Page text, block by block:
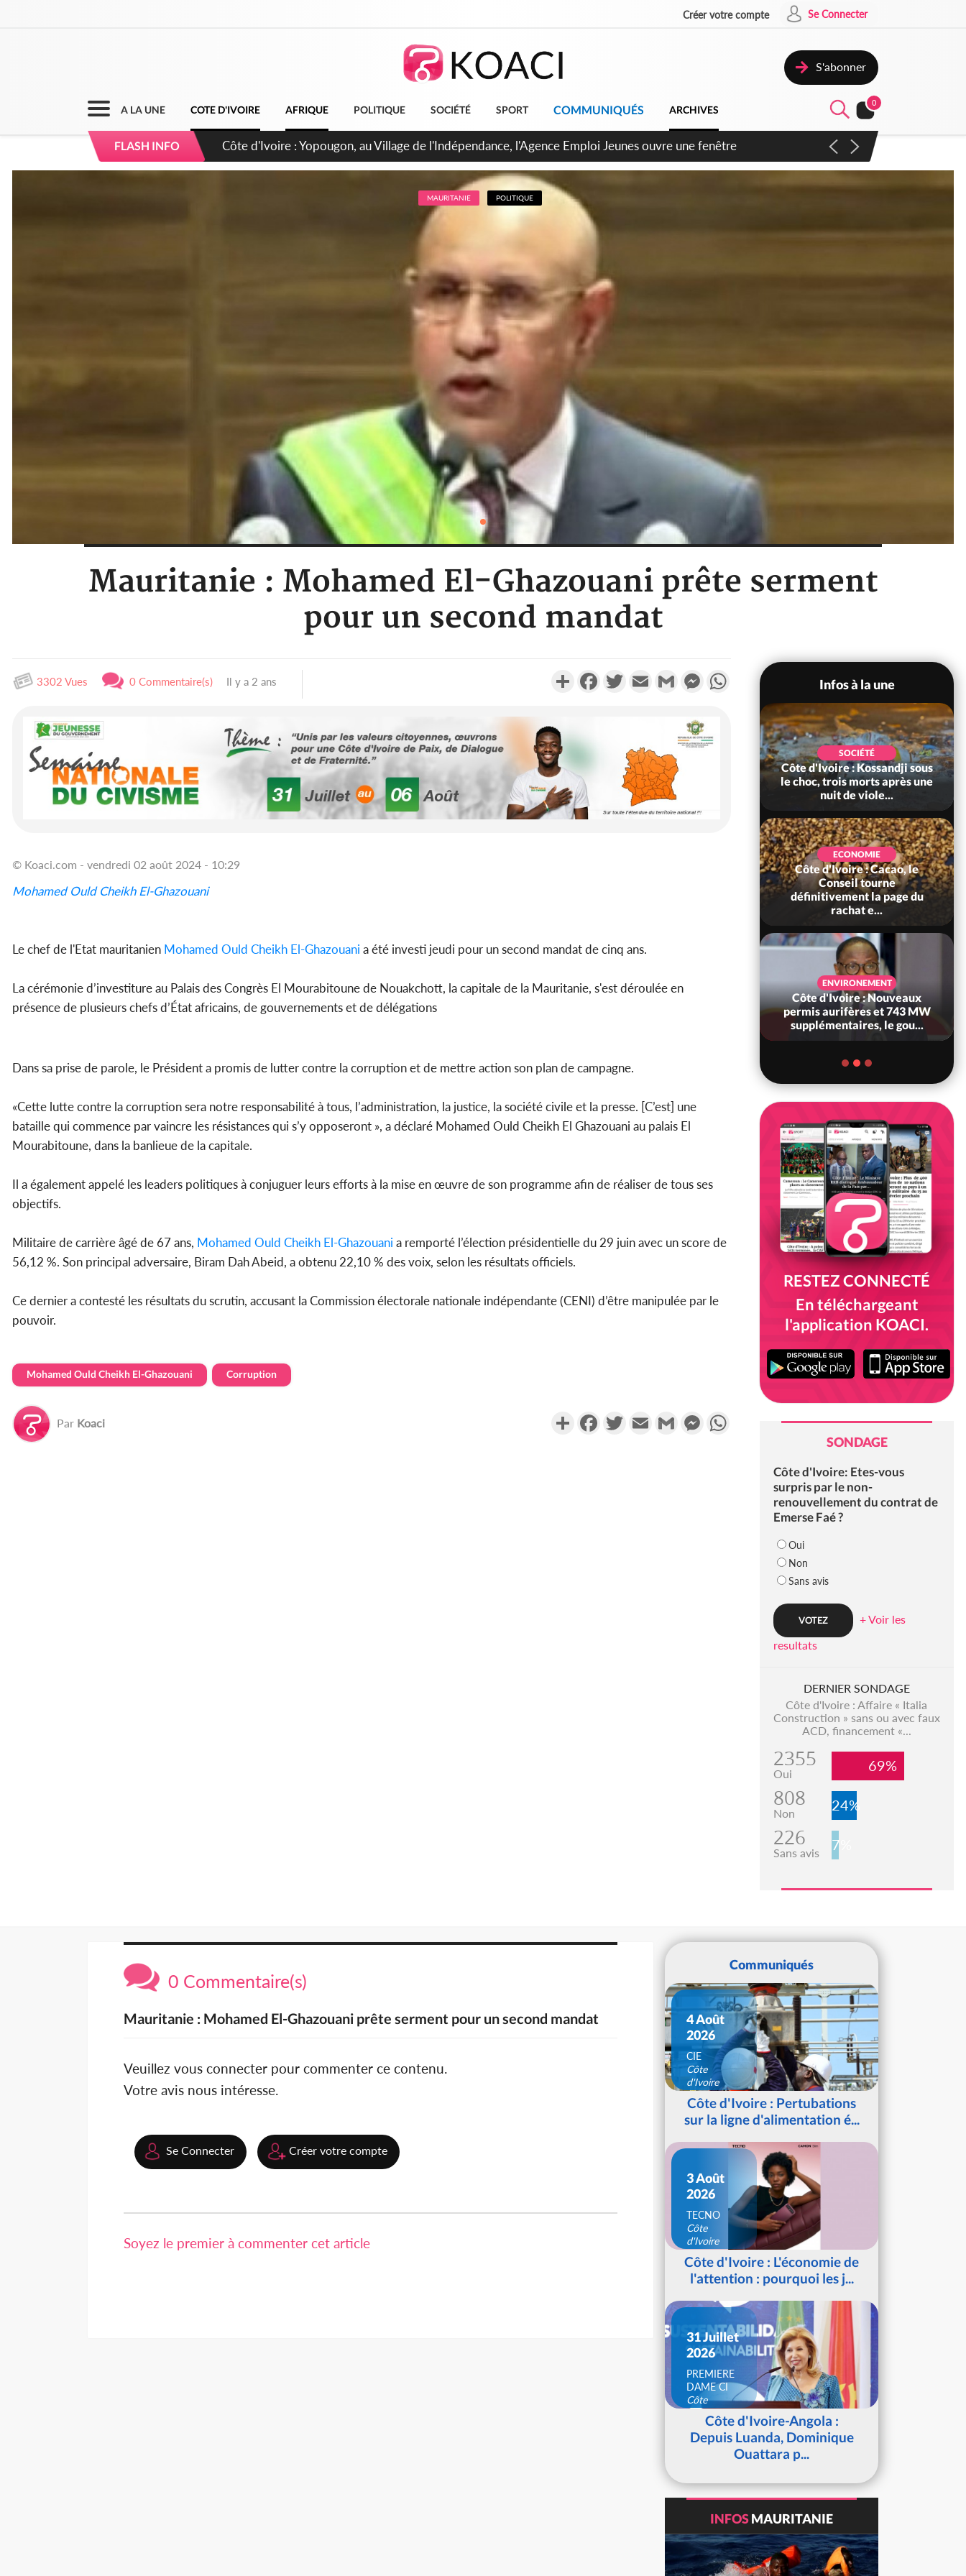
Créer votre compte Se Connecter
S'abonner
A LA UNE COTE D'IVOIRE AFRIQUE POLITIQUE SOCIÉTÉ SPORT COMMUNIQUÉS ARCHIVES
0
FLASH INFO
Côte d'Ivoire : CHU de Treichville, après la fronde, les agents contractuels obtiennent un accord avec la
direction sur les arriérés du SMIG 2023
MAURITANIE POLITIQUE
Mauritanie : Mohamed El-Ghazouani prête serment
pour un second mandat
3302 Vues 0 Commentaire(s) Il y a 2 ans PartagerFacebookTwitterEmail Gmail MessengerWhatsApp
© Koaci.com - vendredi 02 août 2024 - 10:29
Mohamed Ould Cheikh El-Ghazouani
Le chef de l'Etat mauritanien Mohamed Ould Cheikh El-Ghazouani a été investi jeudi pour un second mandat de cinq ans.
La cérémonie d’investiture au Palais des Congrès El Mourabitoune de Nouakchott, la capitale de la Mauritanie, s'est déroulée en
présence de plusieurs chefs d’État africains, de gouvernements et de délégations
Dans sa prise de parole, le Président a promis de lutter contre la corruption et de mettre action son plan de campagne.
«Cette lutte contre la corruption sera notre responsabilité à tous, l’administration, la justice, la société civile et la presse. [C’est] une
bataille qui commence par vaincre les résistances qui s’y opposeront », a déclaré Mohamed Ould Cheikh El Ghazouani au palais El
Mourabitoune, dans la banlieue de la capitale.
Il a également appelé les leaders politiques à conjuguer leurs efforts à la mise en œuvre de son programme afin de réaliser de tous ses
objectifs.
Militaire de carrière âgé de 67 ans, Mohamed Ould Cheikh El-Ghazouani a remporté l’élection présidentielle du 29 juin avec un score de
56,12 %. Son principal adversaire, Biram Dah Abeid, a obtenu 22,10 % des voix, selon les résultats officiels.
Ce dernier a contesté les résultats du scrutin, accusant la Commission électorale nationale indépendante (CENI) d’être manipulée par le
pouvoir.
Mohamed Ould Cheikh El-Ghazouani Corruption
Par Koaci PartagerFacebookTwitterEmail Gmail Messenger
Infos à la une
POLITIQUE
Côte d'Ivoire : Indépendance
2026, Yopougon coeur
battant de la célébration...
SANTÉ
Côte d'Ivoire : Réforme
SOCIÉTÉ
Côte d'Ivoire : Kossandji sous
le choc, trois morts après une
nuit de viole...
ECONOMIE
Côte d'Ivoire : Cacao, le
Conseil tourne
définitivement la page du
rachat e...
ENVIRONEMENT
Côte d'Ivoire : Nouveaux
permis aurifères et 743 MW
supplémentaires, le gou...
RESTEZ CONNECTÉ
En téléchargeant
l'application KOACI.
SONDAGE
Côte d'Ivoire: Etes-vous
surpris par le non-
renouvellement du contrat de
Emerse Faé ?
Oui
Non
Sans avis
+ Voir les
resultats
DERNIER SONDAGE
Côte d'Ivoire : Affaire « Italia
Construction » sans ou avec faux
ACD, financement «...
2355
Oui 69%
808
Non 24%
226
Sans avis 7%
0 Commentaire(s)
Mauritanie : Mohamed El-Ghazouani prête serment pour un second mandat
Veuillez vous connecter pour commenter ce contenu.
Votre avis nous intéresse.
Se Connecter Créer votre compte
Soyez le premier à commenter cet article
Communiqués
4 Août
2026
CIE
Côte
d'Ivoire
Côte d'Ivoire : Pertubations
sur la ligne d'alimentation é...
3 Août
2026
TECNO
Côte
d'Ivoire
Côte d'Ivoire : L'économie de
l'attention : pourquoi les j...
31 Juillet
2026
PREMIERE
DAME CI
Côte
d'IvoireCôte d'Ivoire-Angola :
Depuis Luanda, Dominique
Ouattara p...
INFOSMAURITANIE